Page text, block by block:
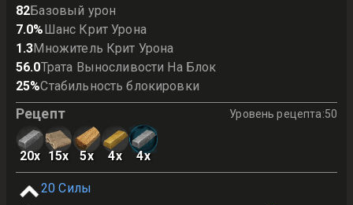
82Базовый урон
7.0%Шанс Крит Урона
1.3Множитель Крит Урона
56.0Трата Выносливости На Блок
25%Стабильность блокировки
Рецепт Уровень рецепта:50
20x 15x 5x 4x 4x
20 Силы